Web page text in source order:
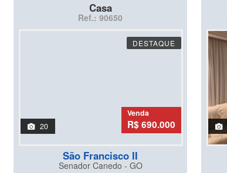
Casa
Ref.: 90650
DESTAQUE
20
Venda
R$ 690.000
São Francisco II
Senador Canedo - GO